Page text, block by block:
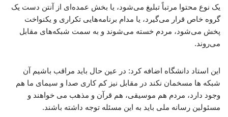
یک نوع محتوا مرتباً تبلیغ می‌شود، یا بخش عمده‌ای از آنتن دست یک
گروه خاص قرار می‌گیرد، یا مدام برنامه‌هایی تکراری و یکنواخت
پخش می‌شود، مردم خسته می‌شوند و به سمت شبکه‌های مقابل
می‌روند.
این استاد دانشگاه اضافه کرد: در عین حال باید مراقب باشیم آن
شبکه ها مسخمان نکند در مقابل نیز کم کاری صدا و سیمای ما هم
وجود دارد، مردم هم موسیقی، هم قرآن و مذهب می خواهند و
مسئولین رسانه ملی باید به این مسئله توجه داشته باشند.